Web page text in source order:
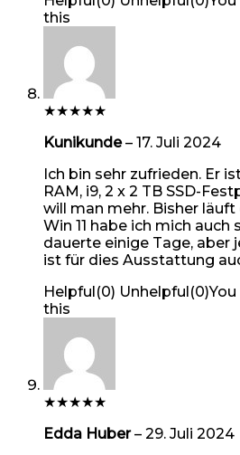
this
★★★★★
Kunikunde– 17. Juli 2024
Ich bin sehr zufrieden. Er
RAM, i9, 2 x 2 TB SSD-
will man mehr. Bisher läuft
Win 11 habe ich mich auch
dauerte einige Tage, aber
ist für dies Ausstattung
Helpful(0) Unhelpful(0)
this
★★★★★
Edda Huber– 29. Juli 2024